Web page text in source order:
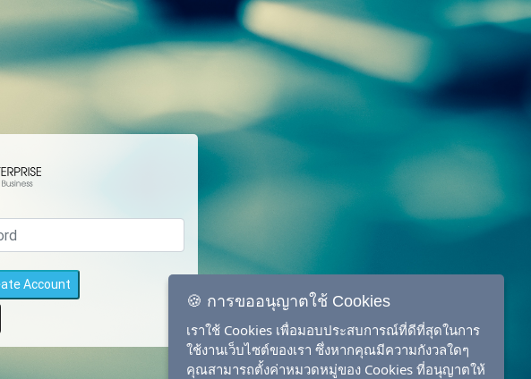
🍪 การขออนุญาตใช้ Cookies
เราใช้ Cookies เพื่อมอบประสบการณ์ที่ดีที่สุดในการ
ใช้งานเว็บไซต์ของเรา ซึ่งหากคุณมีความกังวลใดๆ
คุณสามารถตั้งค่าหมวดหมู่ของ Cookies ที่อนุญาตให้
Account